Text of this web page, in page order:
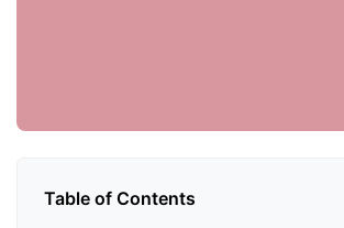
Table of Contents